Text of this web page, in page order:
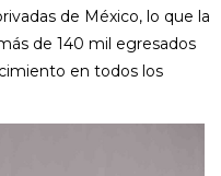
de México, lo que la
de 140 mil egresados
en todos los